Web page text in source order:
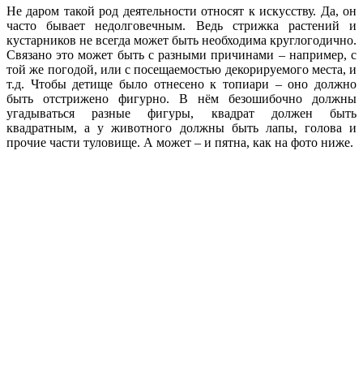
Не даром такой род деятельности относят к искусству. Да, он
часто бывает недолговечным. Ведь стрижка растений и
кустарников не всегда может быть необходима круглогодично.
Связано это может быть с разными причинами – например, с
той же погодой, или с посещаемостью декорируемого места, и
т.д. Чтобы детище было отнесено к топиари – оно должно
быть отстрижено фигурно. В нём безошибочно должны
угадываться разные фигуры, квадрат должен быть
квадратным, а у животного должны быть лапы, голова и
прочие части туловище. А может – и пятна, как на фото ниже.